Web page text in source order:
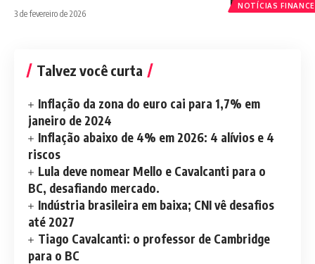
NOTÍCIAS
3 de fevereiro de 2026
Talvez você curta
Inflação da zona do euro cai para 1,7% em
janeiro de 2024
Inflação abaixo de 4% em 2026: 4 alívios e 4
riscos
Lula deve nomear Mello e Cavalcanti para o
BC, desafiando mercado.
Indústria brasileira em baixa; CNI vê desafios
até 2027
Tiago Cavalcanti: o professor de Cambridge
para o BC